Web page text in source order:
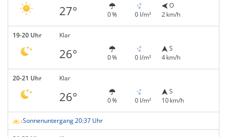
27° 0 % 0 l/m²
O
2 km/h
19-20 Uhr Klar
26° 0 % 0 l/m²
S
4 km/h
20-21 Uhr Klar
26° 0 % 0 l/m²
S
10 km/h
Sonnenuntergang 20:37 Uhr